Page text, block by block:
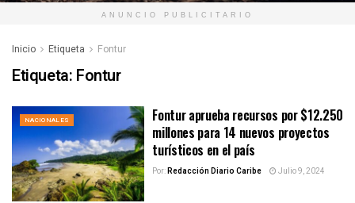
ANUNCIO PUBLICITARIO
Inicio Etiqueta Fontur
Etiqueta: Fontur
NACIONALES
Fontur aprueba recursos por $12.250
millones para 14 nuevos proyectos
turísticos en el país
Por:Redacción Diario Caribe Julio 9, 2024